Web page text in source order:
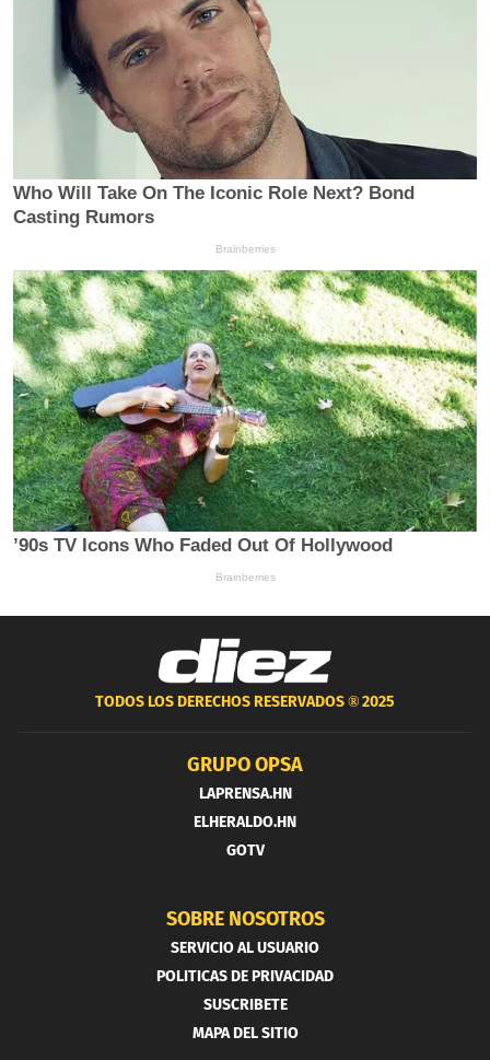
TODOS LOS DERECHOS RESERVADOS ®2025
GRUPO OPSA
LAPRENSA.HN
ELHERALDO.HN
GOTV
SOBRE NOSOTROS
SERVICIO AL USUARIO
POLITICAS DE PRIVACIDAD
SUSCRIBETE
MAPA DEL SITIO